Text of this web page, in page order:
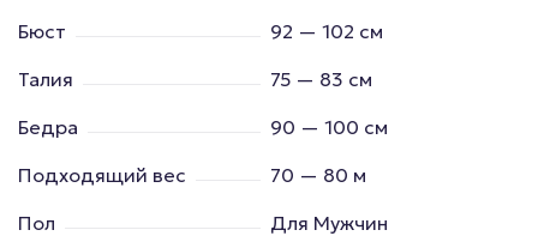
Бюст
92 — 102 см
Талия
75 — 83 см
Бедра
90 — 100 см
Подходящий вес
70 — 80 м
Пол
Для Мужчин